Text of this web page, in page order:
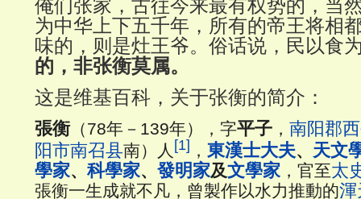
俺们张家，古往今来最有权势的，当
为中华上下五千年，所有的帝王将相
味的，则是灶王爷。俗话说，民以食
的，非张衡莫属。
这是维基百科，关于张衡的简介：
張衡（78年－139年），字平子 ， 南阳郡
阳市南召县南）人 [1] ， 東漢士大夫、 天文
學家、 科學家、 發明家及文學家 ，官至太
張衡一生成就不凡，曾製作以水力推動的渾